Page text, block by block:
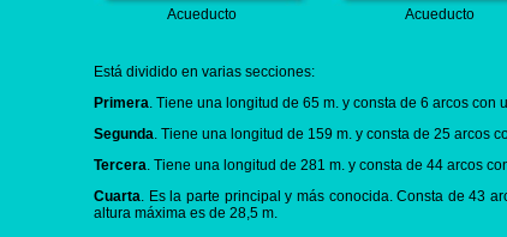
Acueducto Acueducto
Está dividido en varias secciones:
Primera. Tiene una longitud de 65 m. y consta de 6 arcos con
Segunda. Tiene una longitud de 159 m. y consta de 25 arcos
Tercera. Tiene una longitud de 281 m. y consta de 44 arcos
Cuarta. Es la parte principal y más conocida. Consta de 43
altura máxima es de 28,5 m.